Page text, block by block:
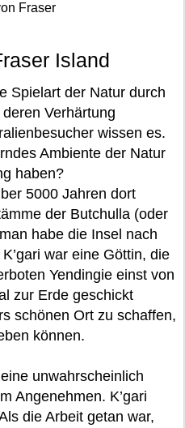
Fraser
Island
Spielart der Natur durch
Verhärtung
wissen es.
Ambiente der Natur
haben?
5000 Jahren dort
der Butchulla (oder
habe die Insel nach
war eine Göttin, die
Yendingie einst von
zur Erde geschickt
schönen Ort zu schaffen,
können.
unwahrscheinlich
Angenehmen. K’gari
die Arbeit getan war,